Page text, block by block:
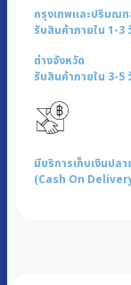
กรุงเทพและปริมณ
รับสินค้าภายใน 1-3
ต่างจังหวัด
รับสินค้าภายใน 3-5
มีบริการเก็บเงินปล
(Cash On